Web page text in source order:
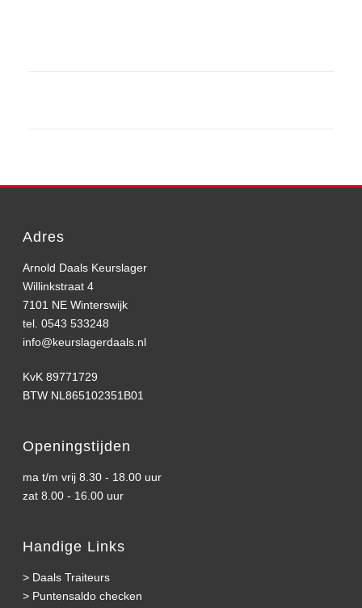
Adres
Arnold Daals Keurslager
Willinkstraat 4
7101 NE Winterswijk
tel. 0543 533248
info@keurslagerdaals.nl
KvK 89771729
BTW NL865102351B01
Openingstijden
ma t/m vrij 8.30 - 18.00 uur
zat 8.00 - 16.00 uur
Handige Links
> Daals Traiteurs
> Puntensaldo checken